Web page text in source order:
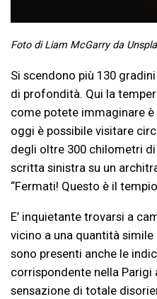
Foto di Liam McGarry da
Si scendono più 130
di profondità. Qui la
come potete immaginare
oggi è possibile visitare
degli oltre 300 chilometri di
scritta sinistra su un
“Fermati! Questo è il
E’ inquietante trovarsi a
vicino a una quantità
sono presenti anche le
corrispondente nella Parigi
sensazione di totale